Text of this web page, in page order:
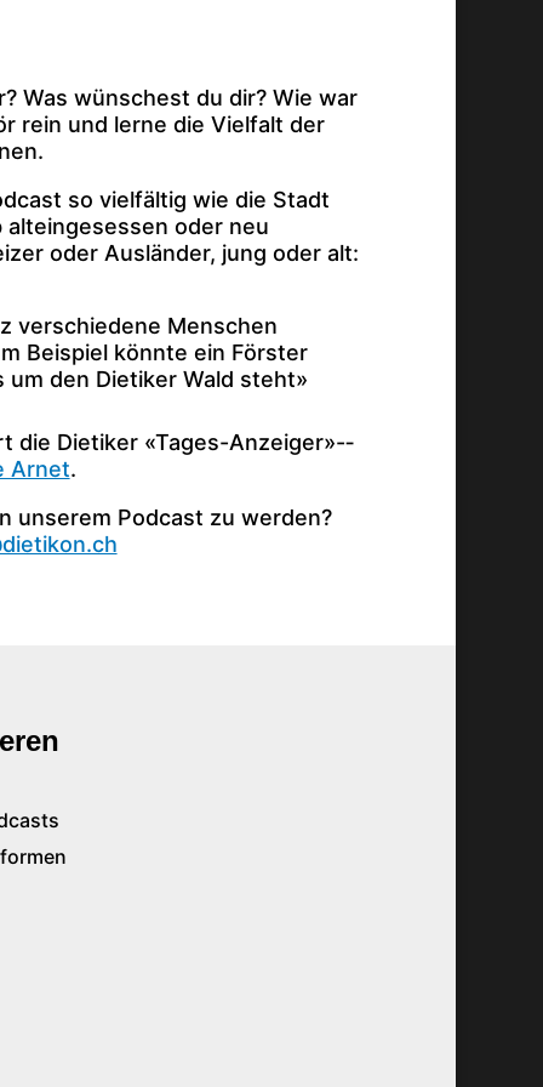
Was wünschest du dir? Wie war
rein und lerne die Vielfalt der
so vielfältig wie die Stadt
alteingesessen oder neu
oder Ausländer, jung oder alt:
verschiedene Menschen
Beispiel könnte ein Förster
um den Dietiker Wald steht»
die Dietiker «Tages-Anzeiger»-­
Arnet.
unserem Podcast zu werden?